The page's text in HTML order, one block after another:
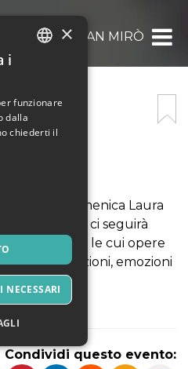
CAFFÈ JOAN MIRÒ
questa domenica Laura
romana che ci seguirà
Un artista le cui opere
ma sensazioni, emozioni
Condividi questo evento:
×
i
funzionare
dalla
chiederti il
NECESSARI